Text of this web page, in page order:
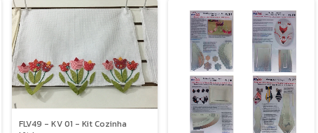
FLV49 - KV 01 - Kit Cozinha